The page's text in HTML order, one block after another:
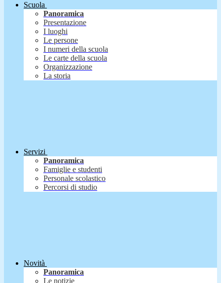
Scuola
Panoramica
Presentazione
I luoghi
Le persone
I numeri della scuola
Le carte della scuola
Organizzazione
La storia
Servizi
Panoramica
Famiglie e studenti
Personale scolastico
Percorsi di studio
Novità
Panoramica
Le notizie